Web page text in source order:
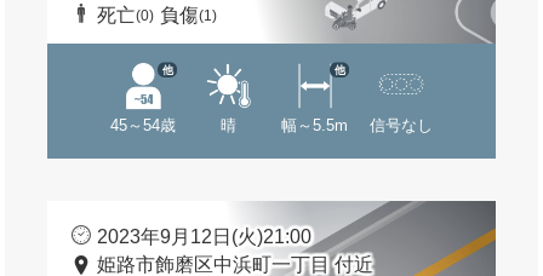
死亡(0) 負傷(1)
45～54歳
他
晴 幅～5.5m
他
信号なし
2023年9月12日(火)21:00
姫路市飾磨区中浜町一丁目 付近